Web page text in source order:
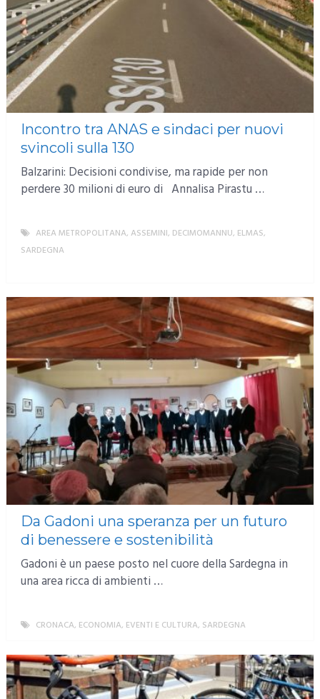
Incontro tra ANAS e sindaci per nuovi
svincoli sulla 130
Balzarini: Decisioni condivise, ma rapide per non
perdere 30 milioni di euro di Annalisa Pirastu …
AREA METROPOLITANA, ASSEMINI, DECIMOMANNU, ELMAS,
SARDEGNA
Da Gadoni una speranza per un futuro
di benessere e sostenibilità
Gadoni è un paese posto nel cuore della Sardegna in
una area ricca di ambienti …
CRONACA, ECONOMIA, EVENTI E CULTURA, SARDEGNA